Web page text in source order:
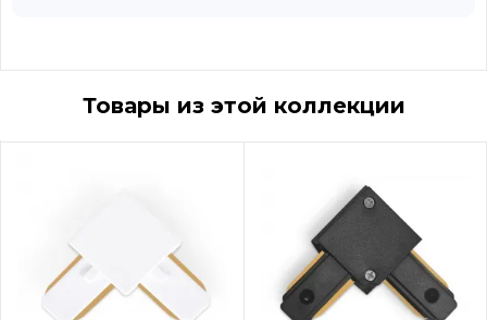
Товары из этой коллекции